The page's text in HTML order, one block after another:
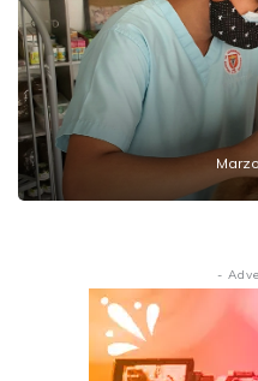
Tendrá Amozoc
-